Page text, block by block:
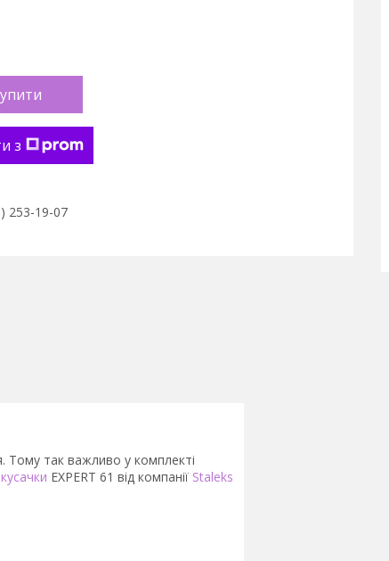
з
253-19-07
Тому так важливо у комплекті
кусачки EXPERT 61 від компанії Staleks